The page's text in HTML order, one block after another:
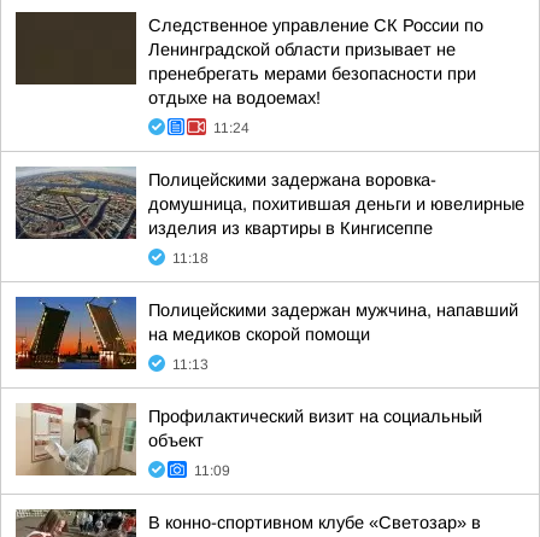
Следственное управление СК России по
Ленинградской области призывает не
пренебрегать мерами безопасности при
отдыхе на водоемах!
11:24
Полицейскими задержана воровка-
домушница, похитившая деньги и ювелирные
изделия из квартиры в Кингисеппе
11:18
Полицейскими задержан мужчина, напавший
на медиков скорой помощи
11:13
Профилактический визит на социальный
объект
11:09
В конно-спортивном клубе «Светозар» в